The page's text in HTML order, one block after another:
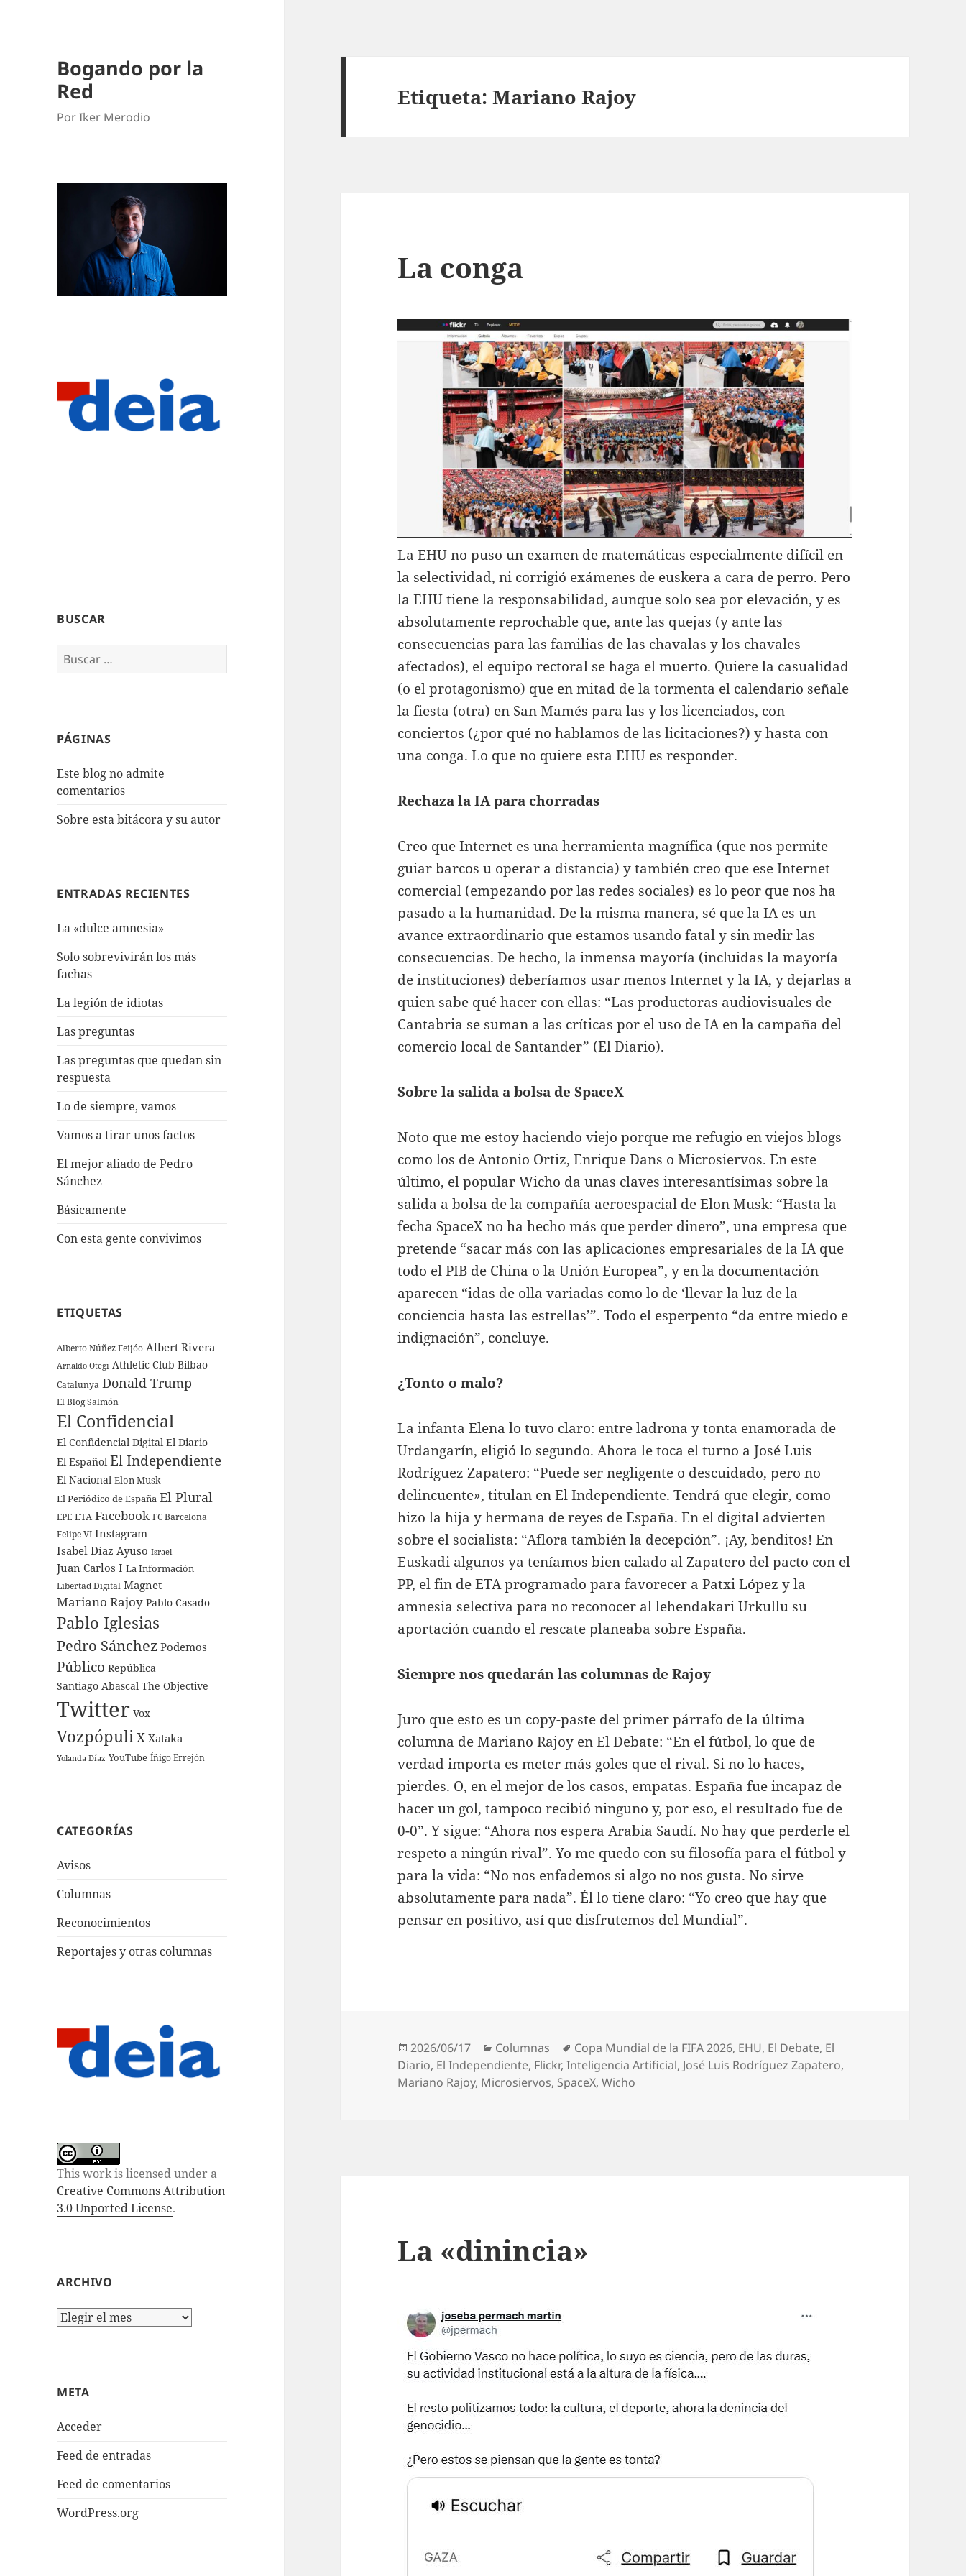
Bogando por la
Red
Por Iker Merodio
BUSCAR
Buscar:
PÁGINAS
Este blog no admite
comentarios
Sobre esta bitácora y su autor
ENTRADAS RECIENTES
La «dulce amnesia»
Solo sobrevivirán los más
fachas
La legión de idiotas
Las preguntas
Las preguntas que quedan sin
respuesta
Lo de siempre, vamos
Vamos a tirar unos factos
El mejor aliado de Pedro
Sánchez
Básicamente
Con esta gente convivimos
ETIQUETAS
Alberto Núñez Feijóo Albert Rivera
Arnaldo Otegi Athletic Club Bilbao
Catalunya Donald Trump
El Blog Salmón
El Confidencial
El Confidencial Digital El Diario
El Español El Independiente
El Nacional Elon Musk
El Periódico de España El Plural
EPE ETA Facebook FC Barcelona
Felipe VI Instagram
Isabel Díaz Ayuso Israel
Juan Carlos I La Información
Libertad Digital Magnet
Mariano Rajoy Pablo Casado
Pablo Iglesias
Pedro Sánchez Podemos
Público República
Santiago Abascal The Objective
Twitter Vox
Vozpópuli X Xataka
Yolanda Díaz YouTube Íñigo Errejón
CATEGORÍAS
Avisos
Columnas
Reconocimientos
Reportajes y otras columnas
This work is licensed under a
Creative Commons Attribution
3.0 Unported License.
ARCHIVO
Archivo
META
Acceder
Feed de entradas
Feed de comentarios
WordPress.org
Etiqueta:Mariano Rajoy
La conga
La EHU no puso un examen de matemáticas especialmente difícil en
la selectividad, ni corrigió exámenes de euskera a cara de perro. Pero
la EHU tiene la responsabilidad, aunque solo sea por elevación, y es
absolutamente reprochable que, ante las quejas (y ante las
consecuencias para las familias de las chavalas y los chavales
afectados), el equipo rectoral se haga el muerto. Quiere la casualidad
(o el protagonismo) que en mitad de la tormenta el calendario señale
la fiesta (otra) en San Mamés para las y los licenciados, con
conciertos (¿por qué no hablamos de las licitaciones?) y hasta con
una conga. Lo que no quiere esta EHU es responder.
Rechaza la IA para chorradas
Creo que Internet es una herramienta magnífica (que nos permite
guiar barcos u operar a distancia) y también creo que ese Internet
comercial (empezando por las redes sociales) es lo peor que nos ha
pasado a la humanidad. De la misma manera, sé que la IA es un
avance extraordinario que estamos usando fatal y sin medir las
consecuencias. De hecho, la inmensa mayoría (incluidas la mayoría
de instituciones) deberíamos usar menos Internet y la IA, y dejarlas a
quien sabe qué hacer con ellas: “Las productoras audiovisuales de
Cantabria se suman a las críticas por el uso de IA en la campaña del
comercio local de Santander” (El Diario).
Sobre la salida a bolsa de SpaceX
Noto que me estoy haciendo viejo porque me refugio en viejos blogs
como los de Antonio Ortiz, Enrique Dans o Microsiervos. En este
último, el popular Wicho da unas claves interesantísimas sobre la
salida a bolsa de la compañía aeroespacial de Elon Musk: “Hasta la
fecha SpaceX no ha hecho más que perder dinero”, una empresa que
pretende “sacar más con las aplicaciones empresariales de la IA que
todo el PIB de China o la Unión Europea”, y en la documentación
aparecen “idas de olla variadas como lo de ‘llevar la luz de la
conciencia hasta las estrellas’”. Todo el esperpento “da entre miedo e
indignación”, concluye.
¿Tonto o malo?
La infanta Elena lo tuvo claro: entre ladrona y tonta enamorada de
Urdangarín, eligió lo segundo. Ahora le toca el turno a José Luis
Rodríguez Zapatero: “Puede ser negligente o descuidado, pero no
delincuente», titulan en El Independiente. Tendrá que elegir, como
hizo la hija y hermana de reyes de España. En el digital advierten
sobre el socialista: “Aflora también la decepción”. ¡Ay, benditos! En
Euskadi algunos ya teníamos bien calado al Zapatero del pacto con el
PP, el fin de ETA programado para favorecer a Patxi López y la
amnesia selectiva para no reconocer al lehendakari Urkullu su
aportación cuando el rescate planeaba sobre España.
Siempre nos quedarán las columnas de Rajoy
Juro que esto es un copy-paste del primer párrafo de la última
columna de Mariano Rajoy en El Debate: “En el fútbol, lo que de
verdad importa es meter más goles que el rival. Si no lo haces,
pierdes. O, en el mejor de los casos, empatas. España fue incapaz de
hacer un gol, tampoco recibió ninguno y, por eso, el resultado fue de
0-0”. Y sigue: “Ahora nos espera Arabia Saudí. No hay que perderle el
respeto a ningún rival”. Yo me quedo con su filosofía para el fútbol y
para la vida: “No nos enfademos si algo no nos gusta. No sirve
absolutamente para nada”. Él lo tiene claro: “Yo creo que hay que
pensar en positivo, así que disfrutemos del Mundial”.
Publicado
el
2026/06/17 Categorías
Columnas Etiquetas
Copa Mundial de la FIFA 2026, EHU, El Debate, El
Diario, El Independiente, Flickr,Inteligencia Artificial, José Luis Rodríguez Zapatero,
Mariano Rajoy, Microsiervos, SpaceX,Wicho
La «dinincia»